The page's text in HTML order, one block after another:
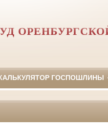
ГОСПОШЛИНЫ